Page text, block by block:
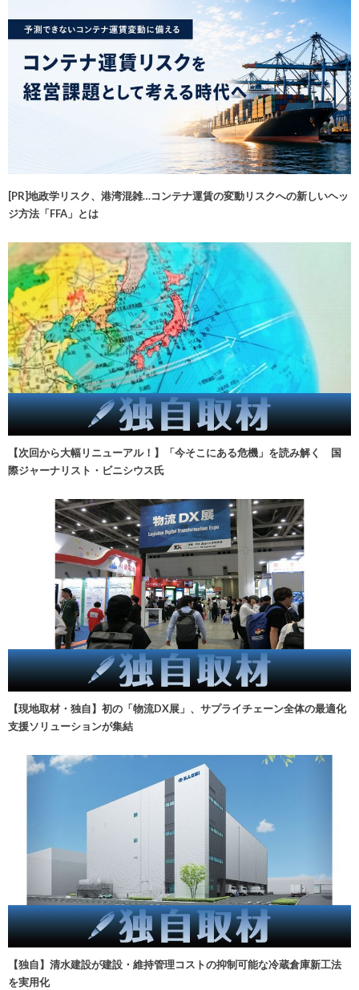
[PR]地政学リスク、港湾混雑…コンテナ運賃の変動リスクへの新しいヘッ
ジ方法「FFA」とは
【次回から大幅リニューアル！】「今そこにある危機」を読み解く 国
際ジャーナリスト・ビニシウス氏
【現地取材・独自】初の「物流DX展」、サプライチェーン全体の最適化
支援ソリューションが集結
【独自】清水建設が建設・維持管理コストの抑制可能な冷蔵倉庫新工法
を実用化